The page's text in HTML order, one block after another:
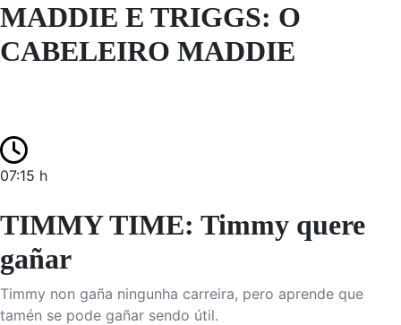
MADDIE E TRIGGS: O
CABELEIRO MADDIE
07:15 h
TIMMY TIME: Timmy quere
gañar
Timmy non gaña ningunha carreira, pero aprende que
tamén se pode gañar sendo útil.